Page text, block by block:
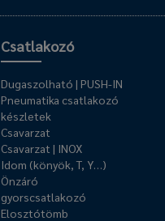
Csatlakozó
Dugaszolható | PUSH-IN
Pneumatika csatlakozó
készletek
Csavarzat
Csavarzat | INOX
Idom (könyök, T, Y…)
Önzáró
gyorscsatlakozó
Elosztótömb